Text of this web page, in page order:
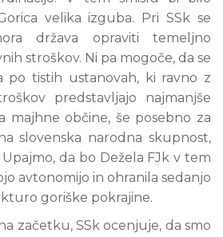
velika izguba. Pri SSk se
država opraviti temeljno
stroškov. Ni pa mogoče, da se
po tistih ustanovah, ki ravno z
predstavljajo najmanjše
majhne občine, še posebno za
slovenska narodna skupnost,
da bo Dežela FJk v tem
avtonomijo in ohranila sedanjo
goriške pokrajine.
začetku, SSk ocenjuje, da smo